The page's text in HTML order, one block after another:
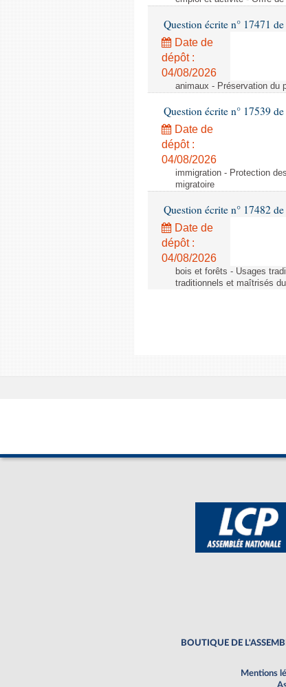
Question écrite n° 17471
Date de
dépôt :
04/08/2026
animaux - Préservation du
Question écrite n° 17539
Date de
dépôt :
04/08/2026
immigration - Protection
migratoire
Question écrite n° 17482
Date de
dépôt :
04/08/2026
bois et forêts - Usages
traditionnels et maîtrisés
BOUTIQUE DE
Mentions